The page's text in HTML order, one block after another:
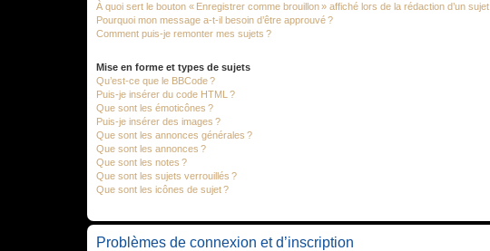
À quoi sert le bouton « Enregistrer comme brouillon » affiché lors de la rédaction d’un sujet
Pourquoi mon message a-t-il besoin d’être approuvé ?
Comment puis-je remonter mes sujets ?
Mise en forme et types de sujets
Qu’est-ce que le BBCode ?
Puis-je insérer du code HTML ?
Que sont les émoticônes ?
Puis-je insérer des images ?
Que sont les annonces générales ?
Que sont les annonces ?
Que sont les notes ?
Que sont les sujets verrouillés ?
Que sont les icônes de sujet ?
Problèmes de connexion et d’inscription